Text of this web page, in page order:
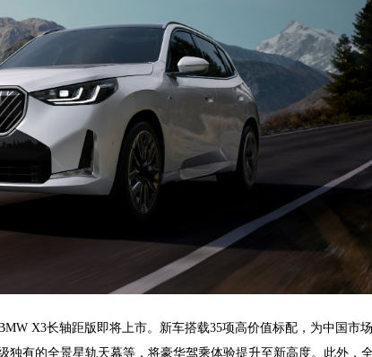
X3长轴距版即将上市。新车搭载35项高价值标配，为中国市场
独有的全景星轨天幕等，将豪华驾乘体验提升至新高度。此外，